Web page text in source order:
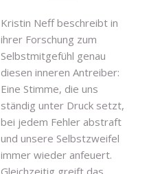
Kristin Neff beschreibt in
ihrer Forschung zum
Selbstmitgefühl genau
diesen inneren Antreiber:
Eine Stimme, die uns
ständig unter Druck setzt,
bei jedem Fehler abstraft
und unsere Selbstzweifel
immer wieder anfeuert.
Gleichzeitig greift das